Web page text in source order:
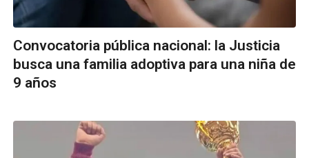
Convocatoria pública nacional: la Justicia
busca una familia adoptiva para una niña de
9 años